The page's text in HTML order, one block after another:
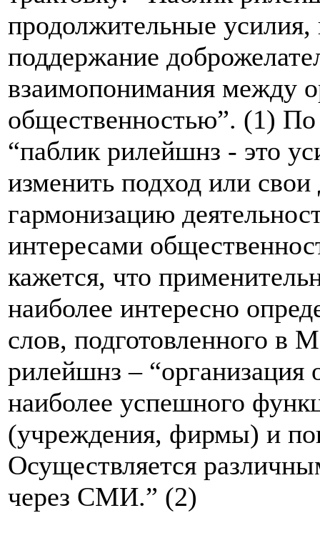
продолжительные усилия,
поддержание
взаимопонимания между
общественностью”. (1)
“паблик рилейшнз - это
изменить подход или свои
гармонизацию
интересами
кажется, что
наиболее интересно
слов, подготовленного в
рилейшнз – “организация
наиболее успешного
(учреждения, фирмы) и
Осуществляется
через СМИ.” (2)